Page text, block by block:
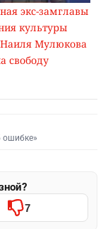
экс-замглавы
культуры
Мулюкова
свободу
ошибке»
7